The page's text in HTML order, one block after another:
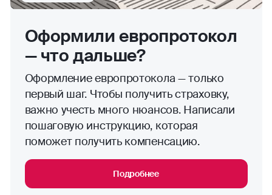
Оформили европротокол
— что дальше?
Оформление европротокола — только
первый шаг. Чтобы получить страховку,
важно учесть много нюансов. Написали
пошаговую инструкцию, которая
поможет получить компенсацию.
Подробнее